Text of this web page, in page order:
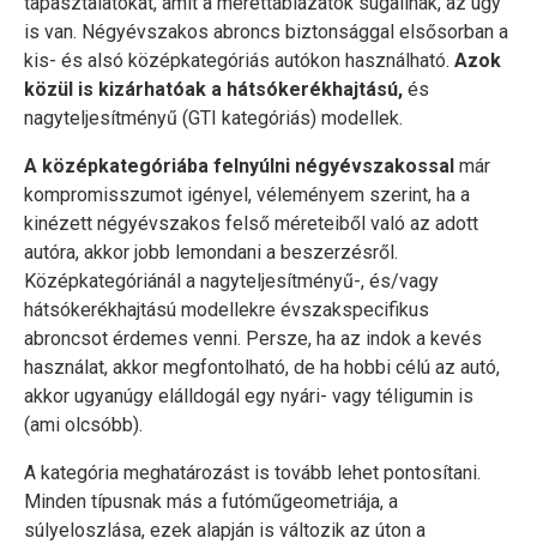
is van. Négyévszakos abroncs biztonsággal elsősorban a
kis- és alsó középkategóriás autókon használható. Azok
közül is kizárhatóak a hátsókerékhajtású, és
nagyteljesítményű (GTI kategóriás) modellek.
A középkategóriába felnyúlni négyévszakossal már
kompromisszumot igényel, véleményem szerint, ha a
kinézett négyévszakos felső méreteiből való az adott
autóra, akkor jobb lemondani a beszerzésről.
Középkategóriánál a nagyteljesítményű-, és/vagy
hátsókerékhajtású modellekre évszakspecifikus
abroncsot érdemes venni. Persze, ha az indok a kevés
használat, akkor megfontolható, de ha hobbi célú az autó,
akkor ugyanúgy elálldogál egy nyári- vagy téligumin is
(ami olcsóbb).
A kategória meghatározást is tovább lehet pontosítani.
Minden típusnak más a futóműgeometriája, a
súlyeloszlása, ezek alapján is változik az úton a